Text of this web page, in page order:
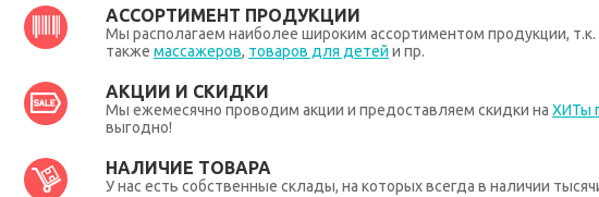
АССОРТИМЕНТ ПРОДУКЦИИ
Мы располагаем наиболее широким ассортиментом продукции,
также массажеров, товаров для детей и пр.
АКЦИИ И СКИДКИ
Мы ежемесячно проводим акции и предоставляем скидки на ХИТы
выгодно!
НАЛИЧИЕ ТОВАРА
У нас есть собственные склады, на которых всегда в наличии